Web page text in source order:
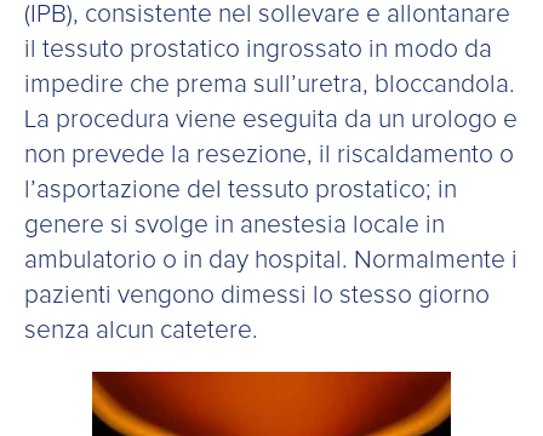
(IPB), consistente nel sollevare e allontanare
il tessuto prostatico ingrossato in modo da
impedire che prema sull’uretra, bloccandola.
La procedura viene eseguita da un urologo e
non prevede la resezione, il riscaldamento o
l’asportazione del tessuto prostatico; in
genere si svolge in anestesia locale in
ambulatorio o in day hospital. Normalmente i
pazienti vengono dimessi lo stesso giorno
senza alcun catetere.